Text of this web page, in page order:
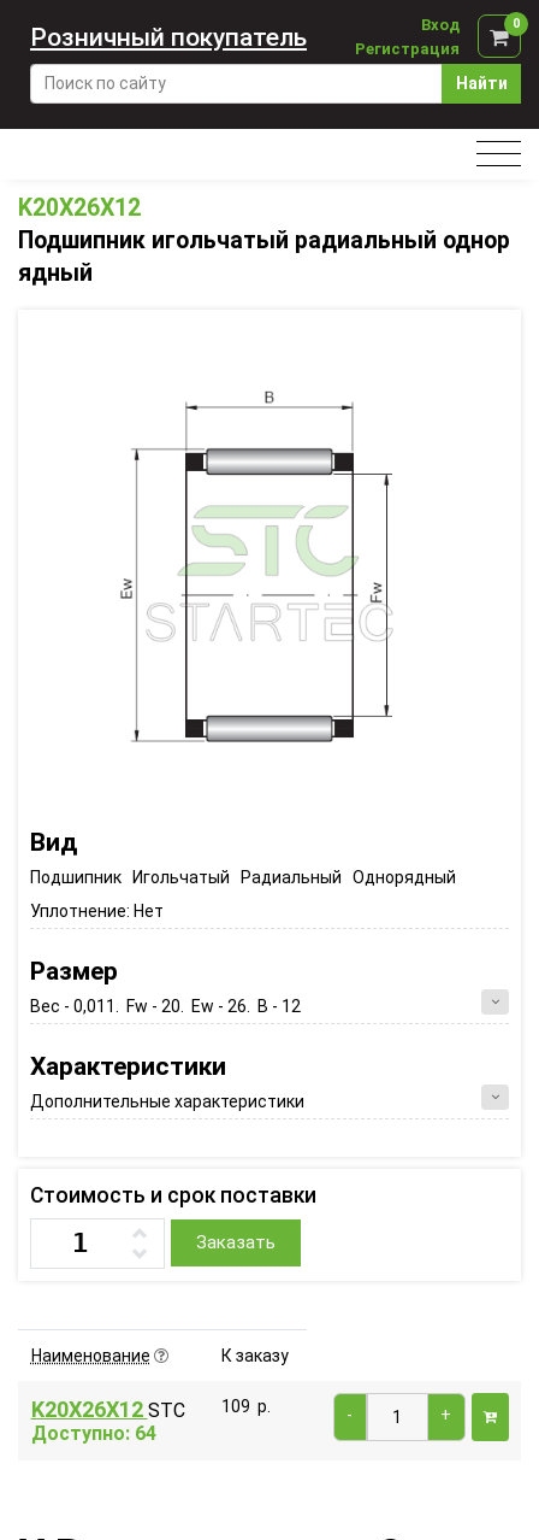
Найти
Вход
Регистрация
0
Розничный покупатель
K20X26X12
Подшипник игольчатый радиальный однор
ядный
Вид
Подшипник Игольчатый Радиальный Однорядный
Уплотнение: Нет
Размер
Вес - 0,011. Fw - 20. Ew - 26. B - 12
Характеристики
Дополнительные характеристики
Стоимость и срок поставки
Заказать
Наименование К заказу
K20X26X12 STC
Доступно: 64
109 р. - +